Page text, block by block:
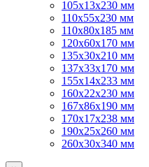
105х13х230 мм
110х55х230 мм
110х80х185 мм
120х60х170 мм
135х30х210 мм
137х33х170 мм
155х14х233 мм
160х22х230 мм
167х86х190 мм
170х17х238 мм
190х25х260 мм
260х30х340 мм